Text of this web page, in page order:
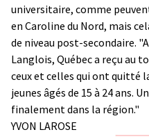
universitaire, comme
en Caroline du Nord, mais
de niveau post-secondaire.
Langlois, Québec a reçu au
ceux et celles qui ont quitté
jeunes âgés de 15 à 24 ans.
finalement dans la région."
YVON LAROSE